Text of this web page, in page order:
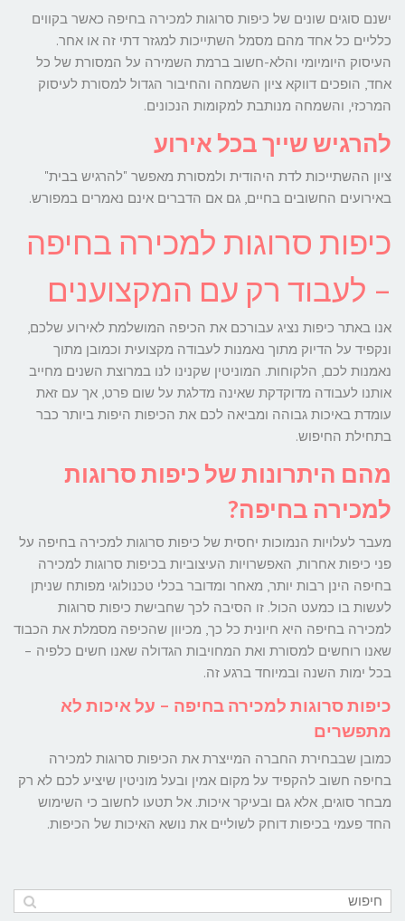
ישנם סוגים שונים של כיפות סרוגות למכירה בחיפה כאשר בקווים
כלליים כל אחד מהם מסמל השתייכות למגזר דתי זה או אחר.
העיסוק היומיומי והלא-חשוב ברמת השמירה על המסורת של כל
אחד, הופכים דווקא ציון השמחה והחיבור הגדול למסורת לעיסוק
המרכזי, והשמחה מנותבת למקומות הנכונים.
להרגיש שייך בכל אירוע
ציון ההשתייכות לדת היהודית ולמסורת מאפשר "להרגיש בבית"
באירועים החשובים בחיים, גם אם הדברים אינם נאמרים במפורש.
כיפות סרוגות למכירה בחיפה
– לעבוד רק עם המקצוענים
אנו באתר כיפות נציג עבורכם את הכיפה המושלמת לאירוע שלכם,
ונקפיד על הדיוק מתוך נאמנות לעבודה מקצועית וכמובן מתוך
נאמנות לכם, הלקוחות. המוניטין שקנינו לנו במרוצת השנים מחייב
אותנו לעבודה מדוקדקת שאינה מדלגת על שום פרט, אך עם זאת
עומדת באיכות גבוהה ומביאה לכם את הכיפות היפות ביותר כבר
בתחילת החיפוש.
מהם היתרונות של כיפות סרוגות
למכירה בחיפה?
מעבר לעלויות הנמוכות יחסית של כיפות סרוגות למכירה בחיפה על
פני כיפות אחרות, האפשרויות העיצוביות בכיפות סרוגות למכירה
בחיפה הינן רבות יותר, מאחר ומדובר בכלי טכנולוגי מפותח שניתן
לעשות בו כמעט הכול. זו הסיבה לכך שחבישת כיפות סרוגות
למכירה בחיפה היא חיונית כל כך, מכיוון שהכיפה מסמלת את הכבוד
שאנו רוחשים למסורת ואת המחויבות הגדולה שאנו חשים כלפיה –
בכל ימות השנה ובמיוחד ברגע זה.
כיפות סרוגות למכירה בחיפה – על איכות לא
מתפשרים
כמובן שבבחירת החברה המייצרת את הכיפות סרוגות למכירה
בחיפה חשוב להקפיד על מקום אמין ובעל מוניטין שיציע לכם לא רק
מבחר סוגים, אלא גם ובעיקר איכות. אל תטעו לחשוב כי השימוש
החד פעמי בכיפות דוחק לשוליים את נושא האיכות של הכיפות.